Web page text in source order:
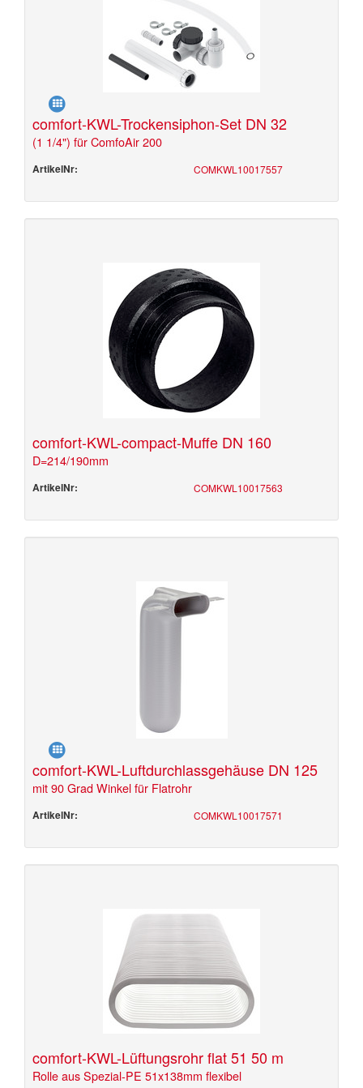
comfort-KWL-Trockensiphon-Set DN 32
(1 1/4") für ComfoAir 200
ArtikelNr: COMKWL10017557
comfort-KWL-compact-Muffe DN 160
D=214/190mm
ArtikelNr: COMKWL10017563
comfort-KWL-Luftdurchlassgehäuse DN 125
mit 90 Grad Winkel für Flatrohr
ArtikelNr: COMKWL10017571
comfort-KWL-Lüftungsrohr flat 51 50 m
Rolle aus Spezial-PE 51x138mm flexibel